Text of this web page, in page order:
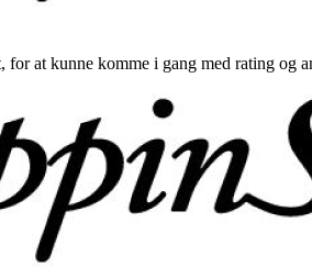
at kunne komme i gang med rating og